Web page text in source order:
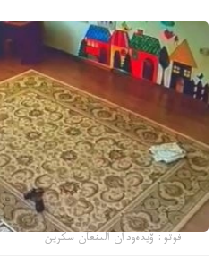
فوتو: ۆيدەودان الىنعان سكرين